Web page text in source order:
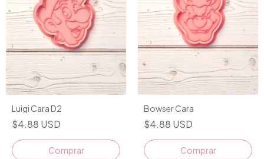
Luigi Cara D2
$4.88 USD
Comprar
Bowser Cara
$4.88 USD
Comprar